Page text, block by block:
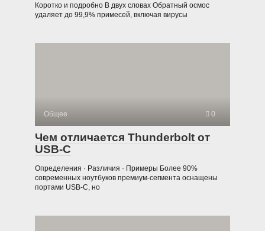
Коротко и подробно В двух словах Обратный осмос
удаляет до 99,9% примесей, включая вирусы
Общее 0
Чем отличается Thunderbolt от
USB-C
Определения · Различия · Примеры Более 90%
современных ноутбуков премиум-сегмента оснащены
портами USB-C, но